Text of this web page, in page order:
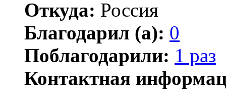
Откуда: Россия
Благодарил (а): 0
Поблагодарили: 1 раз
Контактная